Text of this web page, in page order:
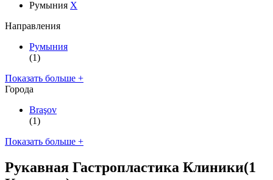
Румыния X
Направления
Румыния
(1)
Показать больше +
Города
Braşov
(1)
Показать больше +
Рукавная Гастропластика Клиники(1